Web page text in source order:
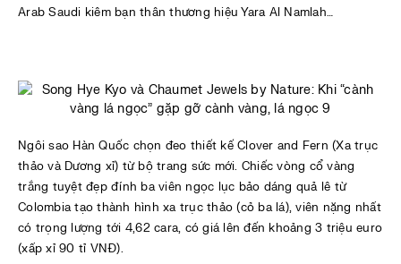
Arab Saudi kiêm bạn thân thương hiệu Yara Al Namlah…
Ngôi sao Hàn Quốc chọn đeo thiết kế Clover and Fern (Xa trục
thảo và Dương xỉ) từ bộ trang sức mới. Chiếc vòng cổ vàng
trắng tuyệt đẹp đính ba viên ngọc lục bảo dáng quả lê từ
Colombia tạo thành hình xa trục thảo (cỏ ba lá), viên nặng nhất
có trọng lượng tới 4,62 cara, có giá lên đến khoảng 3 triệu euro
(xấp xỉ 90 tỉ VNĐ).